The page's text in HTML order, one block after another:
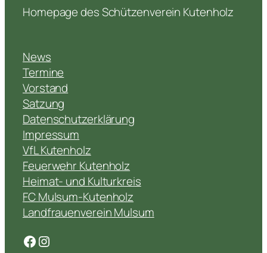
Homepage des Schützenverein Kutenholz
News
Termine
Vorstand
Satzung
Datenschutzerklärung
Impressum
VfL Kutenholz
Feuerwehr Kutenholz
Heimat- und Kulturkreis
FC Mulsum-Kutenholz
Landfrauenverein Mulsum
Facebook
Instagram